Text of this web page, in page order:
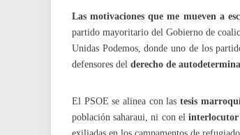
Las motivaciones que me mueven a
partido mayoritario del Gobierno de
Unidas Podemos, donde uno de los
defensores del derecho de
El PSOE se alinea con las tesis
población saharaui, ni con el